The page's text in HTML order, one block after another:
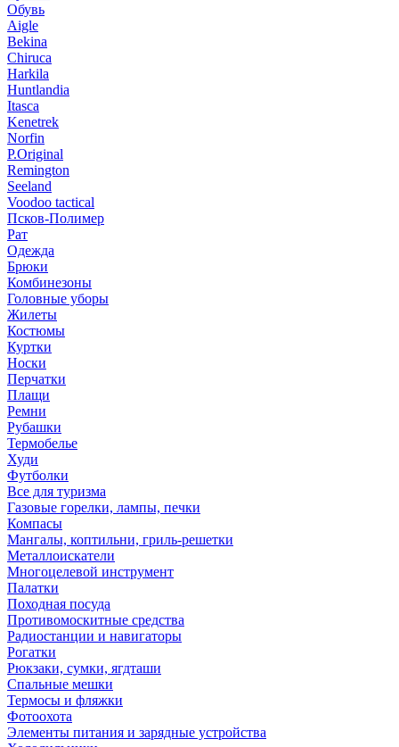
Обувь
Aigle
Bekina
Chiruсa
Harkila
Huntlandia
Itasca
Kenetrek
Norfin
P.Original
Remington
Seeland
Voodoo tactical
Псков-Полимер
Рат
Одежда
Брюки
Комбинезоны
Головные уборы
Жилеты
Костюмы
Куртки
Носки
Перчатки
Плащи
Ремни
Рубашки
Термобелье
Худи
Футболки
Все для туризма
Газовые горелки, лампы, печки
Компасы
Мангалы, коптильни, гриль-решетки
Металлоискатели
Многоцелевой инструмент
Палатки
Походная посуда
Противомоскитные средства
Радиостанции и навигаторы
Рогатки
Рюкзаки, сумки, ягдташи
Спальные мешки
Термосы и фляжки
Фотоохота
Элементы питания и зарядные устройства